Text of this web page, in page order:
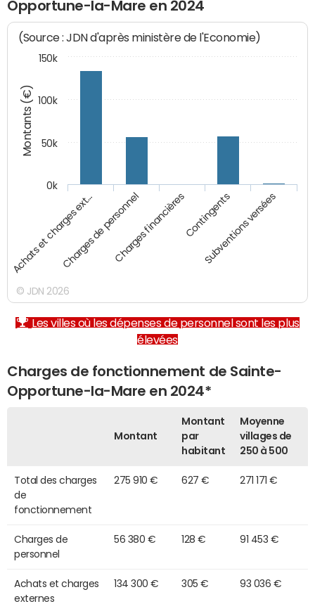
Opportune-la-Mare en 2024
Montants (€)
(Source : JDN d'après ministère de l'Economie)
Achats et charges ext…Charges de personnelCharges financièresContingents
Subventions versées
0k
50k
100k
150k
© JDN 2026
Les villes où les dépenses de personnel sont les plus
élevées
Charges de fonctionnement de Sainte-
Opportune-la-Mare en 2024*
Montant
Montant
par
habitant
Moyenne
villages de
250 à 500
Total des charges
de
fonctionnement
275 910 € 627 € 271 171 €
Charges de
personnel
56 380 € 128 € 91 453 €
Achats et charges
externes
134 300 € 305 € 93 036 €